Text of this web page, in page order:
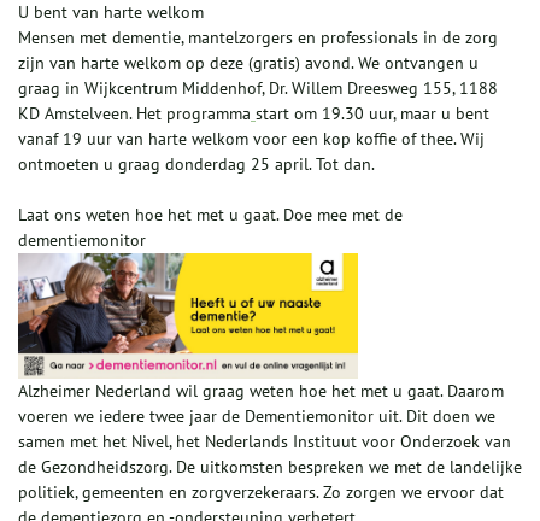
U bent van harte welkom
Mensen met dementie, mantelzorgers en professionals in de zorg
zijn van harte welkom op deze (gratis) avond. We ontvangen u
graag in Wijkcentrum Middenhof, Dr. Willem Dreesweg 155, 1188
KD Amstelveen. Het programma start om 19.30 uur, maar u bent
vanaf 19 uur van harte welkom voor een kop koffie of thee. Wij
ontmoeten u graag donderdag 25 april. Tot dan.
Laat ons weten hoe het met u gaat. Doe mee met de
dementiemonitor
Alzheimer Nederland wil graag weten hoe het met u gaat. Daarom
voeren we iedere twee jaar de Dementiemonitor uit. Dit doen we
samen met het Nivel, het Nederlands Instituut voor Onderzoek van
de Gezondheidszorg. De uitkomsten bespreken we met de landelijke
politiek, gemeenten en zorgverzekeraars. Zo zorgen we ervoor dat